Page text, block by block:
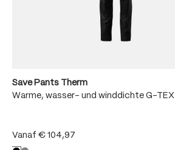
Save Pants Therm
Warme, wasser- und winddichte G-TEX
Vanaf € 104,97